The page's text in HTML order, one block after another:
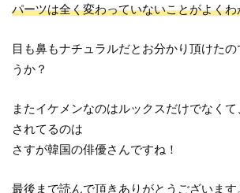
パーツは全く変わっていないことがよく
目も鼻もナチュラルだとお分かり頂けたの
うか？
またイケメンなのはルックスだけでなく
されてるのは
さすが韓国の俳優さんですね！
最後まで読んで頂きありがとうございます